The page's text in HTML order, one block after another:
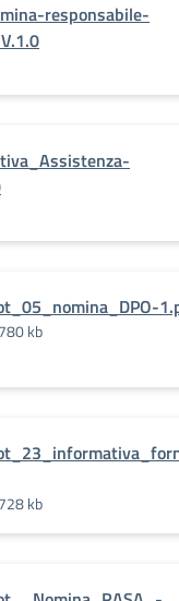
responsabile-
kb
kb